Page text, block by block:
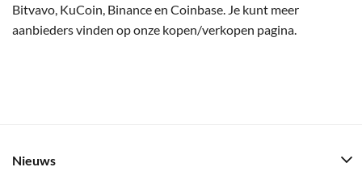
Bitvavo, KuCoin, Binance en Coinbase. Je kunt meer
aanbieders vinden op onze kopen/verkopen pagina.
Nieuws